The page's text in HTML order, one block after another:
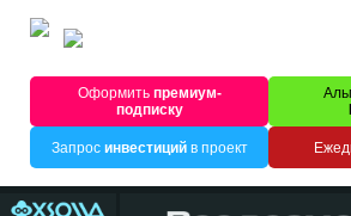
Оформитьпремиум-
подписку
Запрос инвестицийв проект